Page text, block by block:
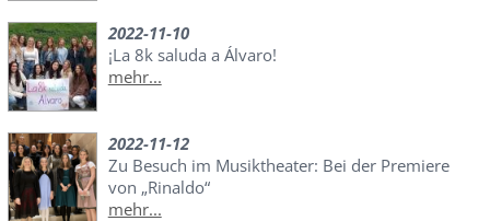
2022-11-10
¡La 8k saluda a Álvaro!
mehr...
2022-11-12
Zu Besuch im Musiktheater: Bei der Premiere
von „Rinaldo“
mehr...